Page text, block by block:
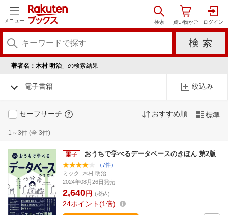
メニュー
「 著者名：木村 明治」の検索結果
電子書籍 絞込み
セーフサーチ おすすめ順 標準
1～3件 (全 3件)
おうちで学べるデータベースのきほん 第2版
（7件）
ミック, 木村 明治
2024年08月26日発売
2,640円 (税込)
24ポイント 1倍